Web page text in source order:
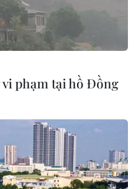
tác
“ngôn
học-
phạm tại hồ Đồng